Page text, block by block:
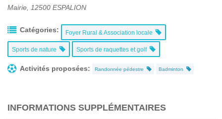
Mairie
12500 ESPALION
Catégories: Foyer Rural & Association locale
Sports de nature Sports de raquettes et golf
Activités proposées: Randonnée pédestre Badminton
INFORMATIONS SUPPLÉMENTAIRES